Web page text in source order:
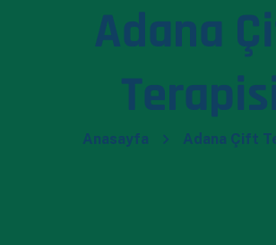
Adana
Anasayfa Adana Çift